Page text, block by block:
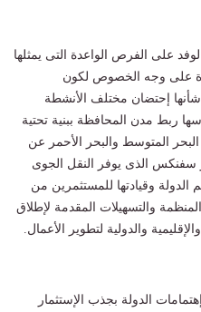
على الفرص الواعدة التى يمثلها
على وجه الخصوص لكون
إحتضان مختلف الأنشطة
ربط مدن المحافظة ببنية تحتية
المتوسط والبحر الأحمر عن
الذى يوفر النقل الجوى
الدولة وقيادتها للمستثمرين من
والتسهيلات المقدمة لإطلاق
والدولية لتطوير الأعمال.
الدولة بجذب الإستثمار